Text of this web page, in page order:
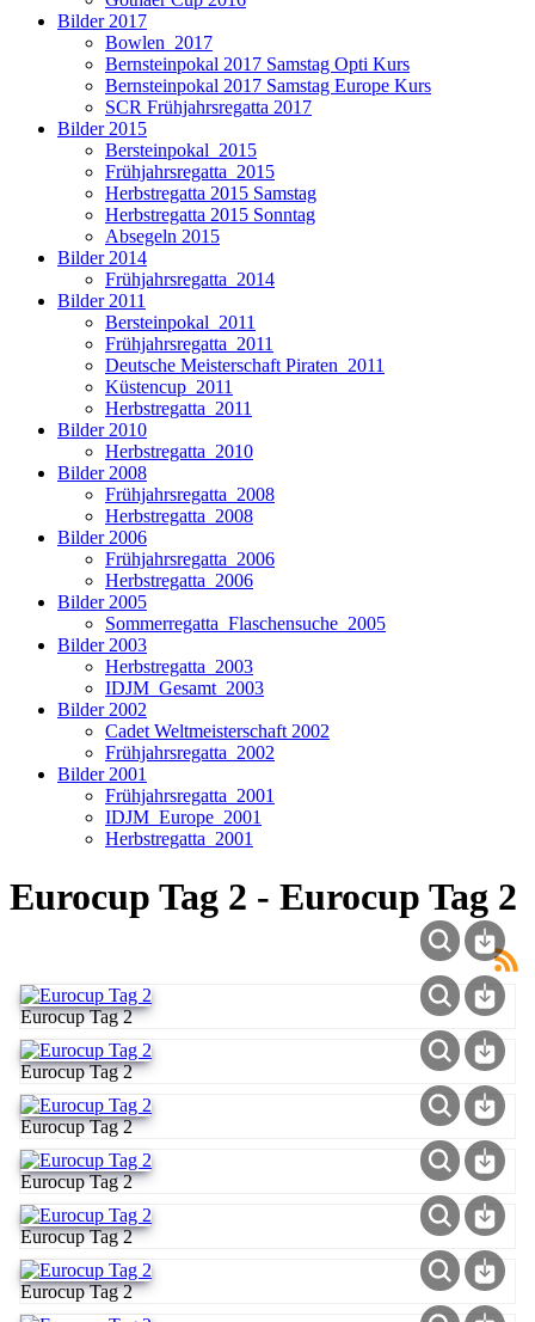
Bilder 2017
Bowlen_2017
Bernsteinpokal 2017 Samstag Opti Kurs
Bernsteinpokal 2017 Samstag Europe Kurs
SCR Frühjahrsregatta 2017
Bilder 2015
Bersteinpokal_2015
Frühjahrsregatta_2015
Herbstregatta 2015 Samstag
Herbstregatta 2015 Sonntag
Absegeln 2015
Bilder 2014
Frühjahrsregatta_2014
Bilder 2011
Bersteinpokal_2011
Frühjahrsregatta_2011
Deutsche Meisterschaft Piraten_2011
Küstencup_2011
Herbstregatta_2011
Bilder 2010
Herbstregatta_2010
Bilder 2008
Frühjahrsregatta_2008
Herbstregatta_2008
Bilder 2006
Frühjahrsregatta_2006
Herbstregatta_2006
Bilder 2005
Sommerregatta_Flaschensuche_2005
Bilder 2003
Herbstregatta_2003
IDJM_Gesamt_2003
Bilder 2002
Cadet Weltmeisterschaft 2002
Frühjahrsregatta_2002
Bilder 2001
Frühjahrsregatta_2001
IDJM_Europe_2001
Herbstregatta_2001
Eurocup Tag 2 - Eurocup Tag 2
Eurocup Tag 2
Eurocup Tag 2
Eurocup Tag 2
Eurocup Tag 2
Eurocup Tag 2
Eurocup Tag 2